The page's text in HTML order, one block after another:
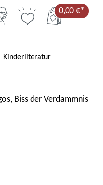
0,00 €*
Kinderliteratur